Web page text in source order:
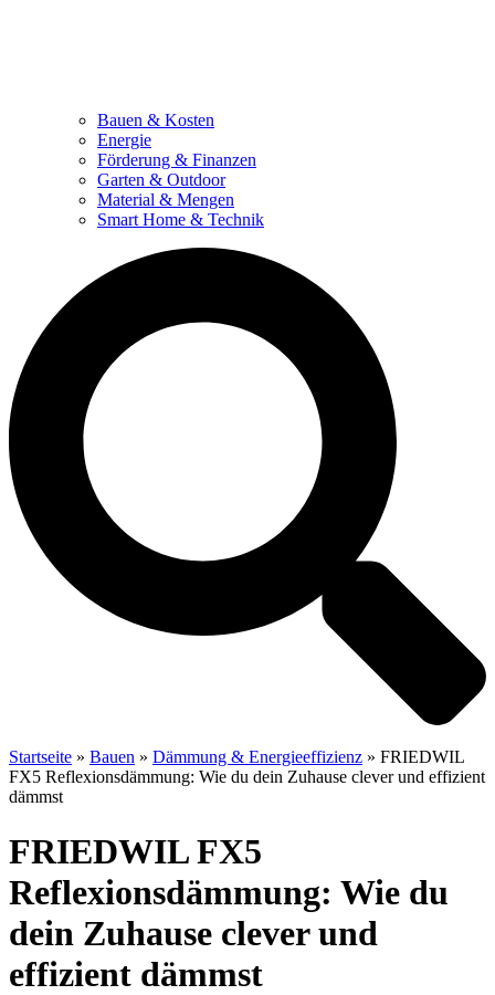
Bauen & Kosten
Energie
Förderung & Finanzen
Garten & Outdoor
Material & Mengen
Smart Home & Technik
Startseite » Bauen » Dämmung & Energieeffizienz » FRIEDWIL
FX5 Reflexionsdämmung: Wie du dein Zuhause clever und effizient
dämmst
FRIEDWIL FX5
Reflexionsdämmung: Wie du
dein Zuhause clever und
effizient dämmst